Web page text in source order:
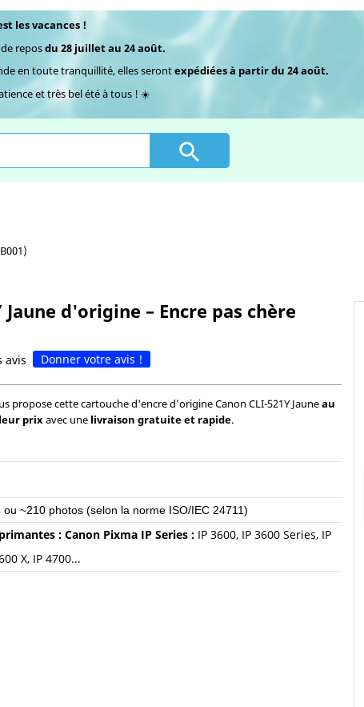
les vacances !
reposdu 28 juillet au 24 août.
en toute tranquillité, elles serontexpédiées à partir du 24 août.
et très bel été à tous ! ☀️

Jaune d'origine – Encre pas chère
avis Donner votre avis !
propose cette cartouche d'encre d'origine Canon CLI-521Y Jauneau
prix avec une livraison gratuite et rapide.
ou ~210 photos (selon la norme ISO/IEC 24711)
: Canon Pixma IP Series :IP 3600, IP 3600 Series, IP
X, IP 4700...